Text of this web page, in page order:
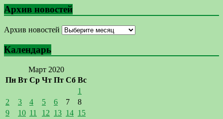
Архив новостей
Архив новостей
Календарь
Март 2020
Пн Вт Ср Чт Пт Сб Вс
1
2
3 4 5 6 7
8
9
10 11 12 13 14 15